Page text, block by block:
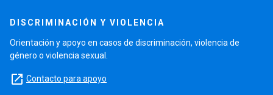
DISCRIMINACIÓN Y VIOLENCIA
Orientación y apoyo en casos de discriminación, violencia de
género o violencia sexual.
launch Contacto para apoyo